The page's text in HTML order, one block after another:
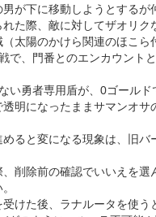
が下に移動しようとするが
た際、敵に対してザオリク
太陽のかけら関連のほこ
で、門番とのエンカウント
い勇者専用盾が、0ゴールド
明になったままサマンオ
ると変になる現象は、旧
削除前の確認でいいえを選
けた後、ラナルータを使う